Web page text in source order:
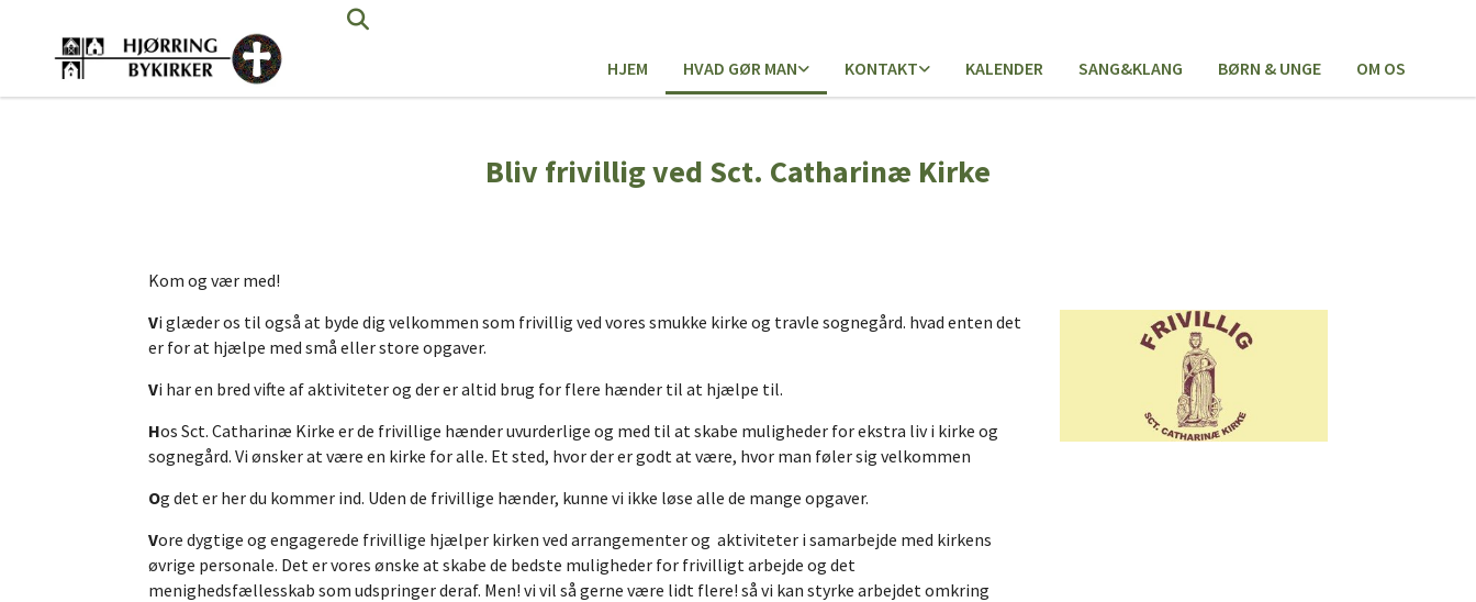
HJEM HVAD GØR MAN KONTAKT KALENDER SANG&KLANG BØRN & UNGE OM OS
Bliv frivillig ved Sct. Catharinæ Kirke
Kom og vær med!
Vi glæder os til også at byde dig velkommen som frivillig ved vores smukke kirke og travle sognegård. hvad enten det
er for at hjælpe med små eller store opgaver.
Vi har en bred vifte af aktiviteter og der er altid brug for flere hænder til at hjælpe til.
Hos Sct. Catharinæ Kirke er de frivillige hænder uvurderlige og med til at skabe muligheder for ekstra liv i kirke og
sognegård. Vi ønsker at være en kirke for alle. Et sted, hvor der er godt at være, hvor man føler sig velkommen
Og det er her du kommer ind. Uden de frivillige hænder, kunne vi ikke løse alle de mange opgaver.
Vore dygtige og engagerede frivillige hjælper kirken ved arrangementer og aktiviteter i samarbejde med kirkens
øvrige personale. Det er vores ønske at skabe de bedste muligheder for frivilligt arbejde og det
menighedsfællesskab som udspringer deraf. Men! vi vil så gerne være lidt flere! så vi kan styrke arbejdet omkring